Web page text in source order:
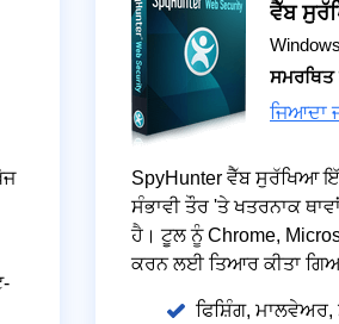
ਵੈੱਬ
ਸਮਰਥਿਤ
ਜਿਆਦਾ
SpyHunter ਵੈੱਬ ਸੁਰੱਖਿਆ
ਸੰਭਾਵੀ ਤੌਰ 'ਤੇ ਖਤਰਨਾਕ
ਹੈ। ਟੂਲ ਨੂੰ Chrome,
ਕਰਨ ਲਈ ਤਿਆਰ ਕੀਤਾ
ਫਿਸ਼ਿੰਗ,